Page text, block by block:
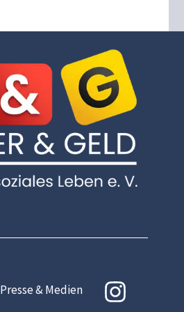
Presse & Medien